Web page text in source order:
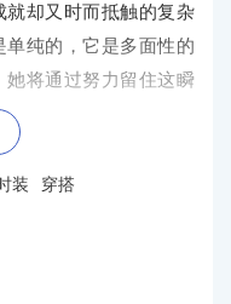
就却又时而抵触的复杂
纯的，它是多面性的
将通过努力留住这瞬
装 穿搭